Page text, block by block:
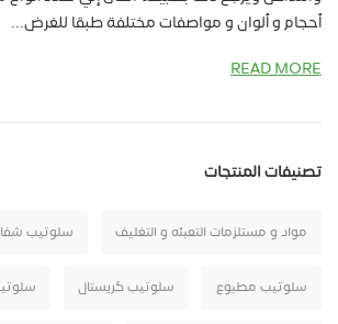
أحجام و ألوان و مواصفات مختلفة طبقا للغرض...
READ MORE
تصنيفات المنتجات
سلوتيب كريستال